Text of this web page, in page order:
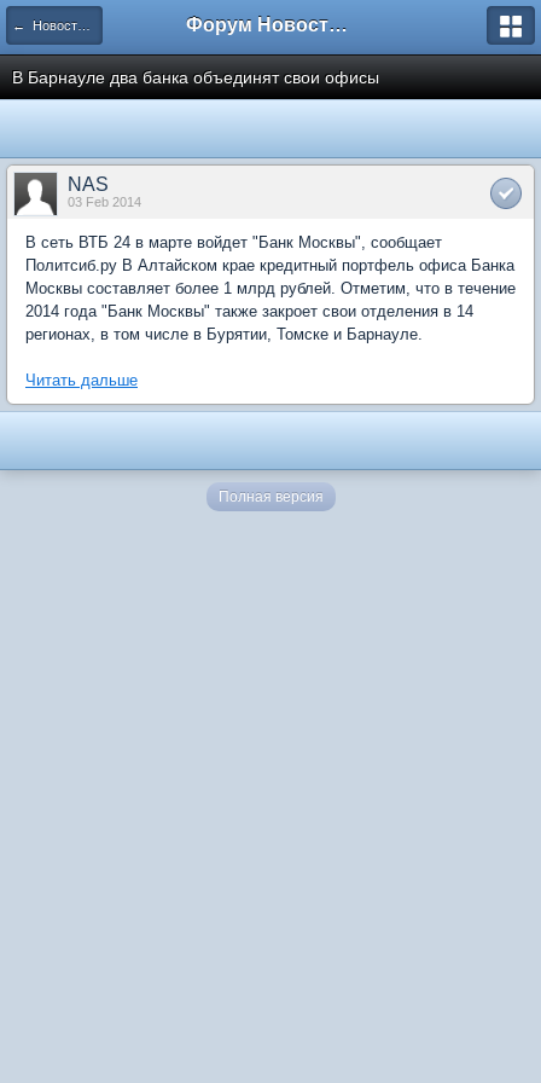
← Новости рынка недвижимости Форум Новостройки
В Барнауле два банка объединят свои офисы
NAS
03 Feb 2014
В сеть ВТБ 24 в марте войдет "Банк Москвы", сообщает
Политсиб.ру В Алтайском крае кредитный портфель офиса Банка
Москвы составляет более 1 млрд рублей. Отметим, что в течение
2014 года "Банк Москвы" также закроет свои отделения в 14
регионах, в том числе в Бурятии, Томске и Барнауле.
Читать дальше
Полная версия